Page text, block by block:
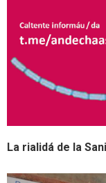
La rialidá de la